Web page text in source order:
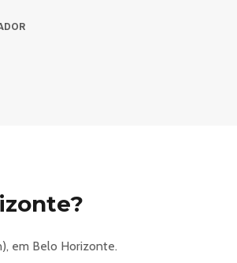
em Belo Horizonte.